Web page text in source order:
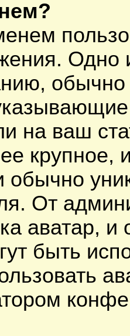
Одно
обычно
на ваш
крупное,
обычно
От
аватар, и
быть